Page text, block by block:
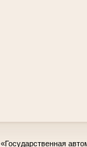
«Государственная